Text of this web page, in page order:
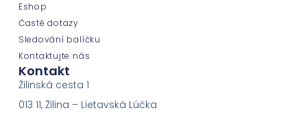
Eshop
Časté dotazy
Sledování balíčku
Kontaktujte nás
Kontakt
Žilinská cesta 1
013 11, Žilina – Lietavská Lúčka